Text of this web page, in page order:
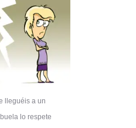
lleguéis a un
lo respete